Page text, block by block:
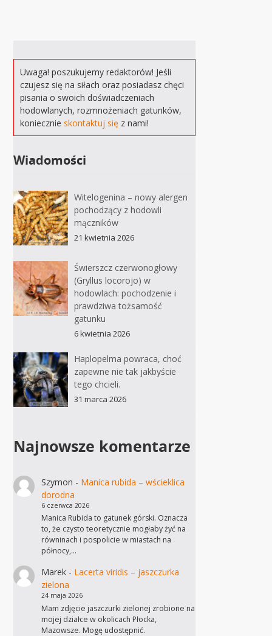
Uwaga! poszukujemy redaktorów! Jeśli
czujesz się na siłach oraz posiadasz chęci
pisania o swoich doświadczeniach
hodowlanych, rozmnożeniach gatunków,
koniecznieskontaktuj się z nami!
Wiadomości
Witelogenina – nowy alergen
pochodzący z hodowli
mączników
21 kwietnia 2026
Świerszcz czerwonogłowy
(Gryllus locorojo) w
hodowlach: pochodzenie i
prawdziwa tożsamość
gatunku
6 kwietnia 2026
Haplopelma powraca, choć
zapewne nie tak jakbyście
tego chcieli.
31 marca 2026
Najnowsze komentarze
Szymon - Manica rubida – wścieklica
dorodna
6 czerwca 2026
Manica Rubida to gatunek górski. Oznacza
to, że czysto teoretycznie mogłaby żyć na
równinach i pospolicie w miastach na
północy,…
Marek- Lacerta viridis – jaszczurka
zielona
24 maja 2026
Mam zdjęcie jaszczurki zielonej zrobione na
mojej działce w okolicach Płocka,
Mazowsze. Mogę udostępnić.